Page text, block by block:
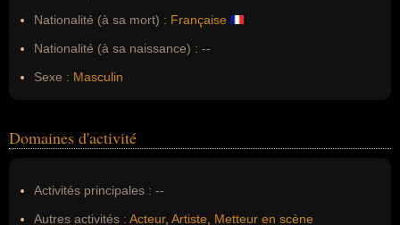
Nationalité (à sa mort) : Française
Nationalité (à sa naissance) : --
Sexe : Masculin
Domaines d'activité
Activités principales : --
Autres activités : Acteur, Artiste Metteur en scène